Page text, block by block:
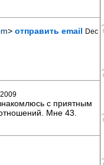
> отправить email Dec
с приятным
Мне 43.